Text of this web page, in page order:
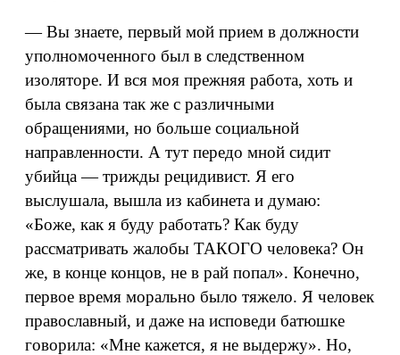
— Вы знаете, первый мой прием в должности
уполномоченного был в следственном
изоляторе. И вся моя прежняя работа, хоть и
была связана так же с различными
обращениями, но больше социальной
направленности. А тут передо мной сидит
убийца — трижды рецидивист. Я его
выслушала, вышла из кабинета и думаю:
«Боже, как я буду работать? Как буду
рассматривать жалобы ТАКОГО человека? Он
же, в конце концов, не в рай попал». Конечно,
первое время морально было тяжело. Я человек
православный, и даже на исповеди батюшке
говорила: «Мне кажется, я не выдержу». Но,